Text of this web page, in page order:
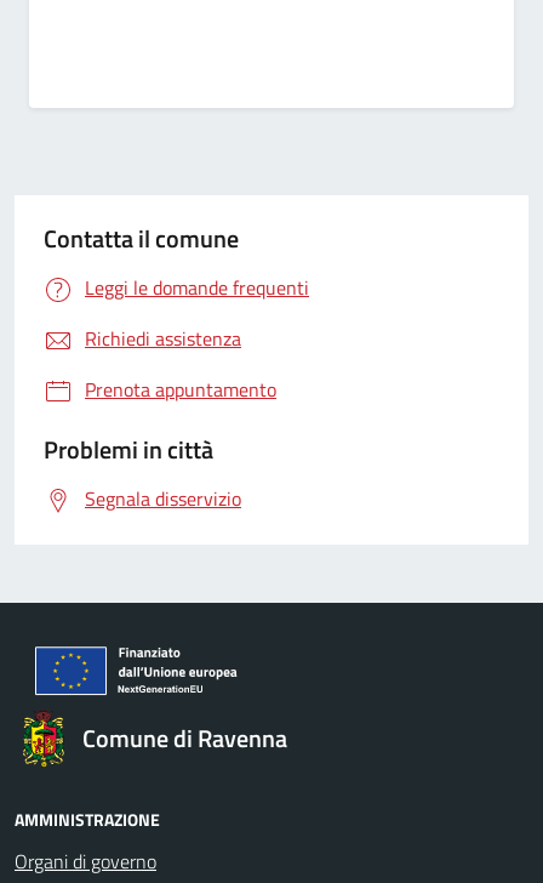
Contatta il comune
Leggi le domande frequenti
Richiedi assistenza
Prenota appuntamento
Problemi in città
Segnala disservizio
Comune di Ravenna
AMMINISTRAZIONE
Organi di governo